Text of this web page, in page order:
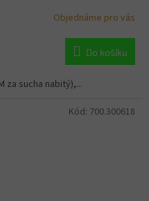
Objednáme pro vás
Do košíku
za sucha nabitý),...
Kód: 700.300618